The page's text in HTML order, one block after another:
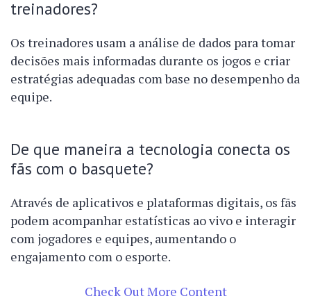
treinadores?
Os treinadores usam a análise de dados para tomar
decisões mais informadas durante os jogos e criar
estratégias adequadas com base no desempenho da
equipe.
De que maneira a tecnologia conecta os
fãs com o basquete?
Através de aplicativos e plataformas digitais, os fãs
podem acompanhar estatísticas ao vivo e interagir
com jogadores e equipes, aumentando o
engajamento com o esporte.
Check Out More Content